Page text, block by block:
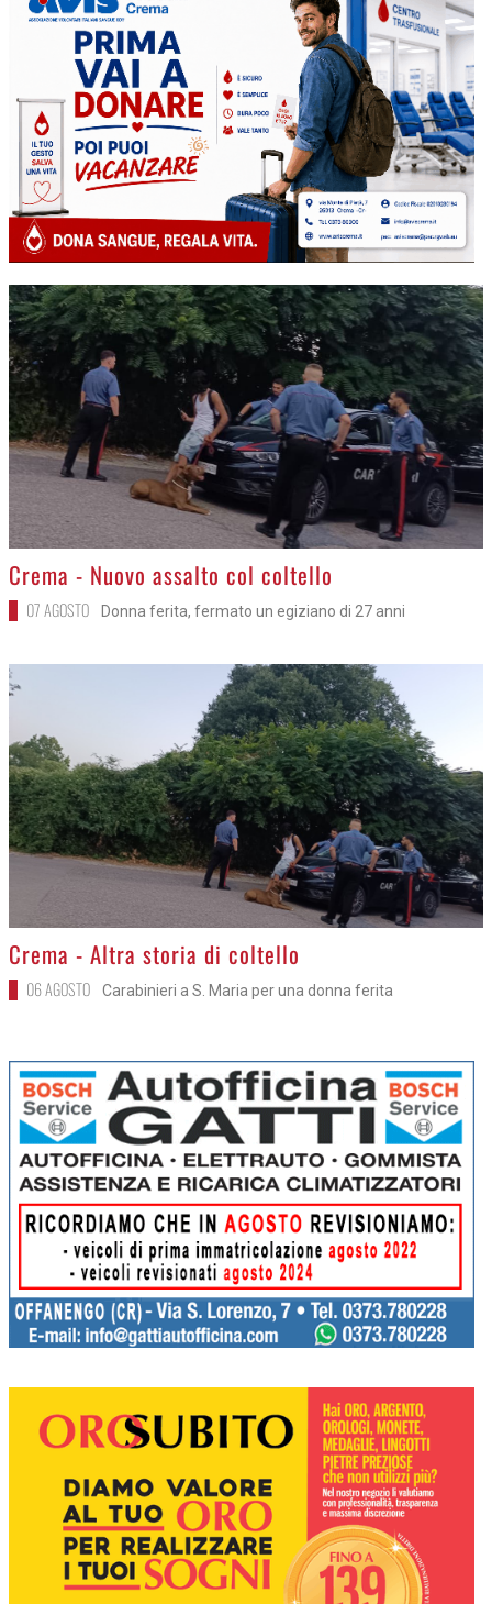
>
Crema - Nuovo assalto col coltello
07 AGOSTO Donna ferita, fermato un egiziano di 27 anni
>
Crema - Altra storia di coltello
06 AGOSTO Carabinieri a S. Maria per una donna ferita